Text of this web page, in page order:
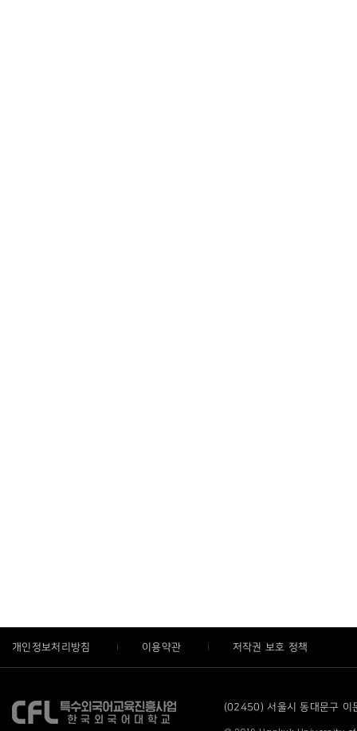
개인정보처리방침 이용약관 저작권 보호 정책
(02450) 서울시 동대문구